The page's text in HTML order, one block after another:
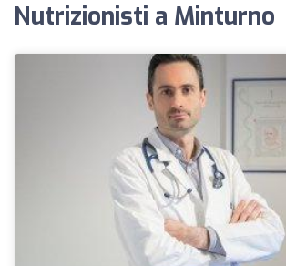
Nutrizionisti a Minturno